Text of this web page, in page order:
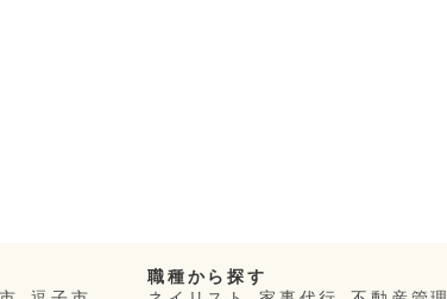
職種から探す